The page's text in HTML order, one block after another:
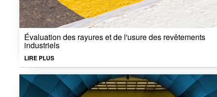
Évaluation des rayures et de l'usure des revêtements
industriels
LIRE PLUS